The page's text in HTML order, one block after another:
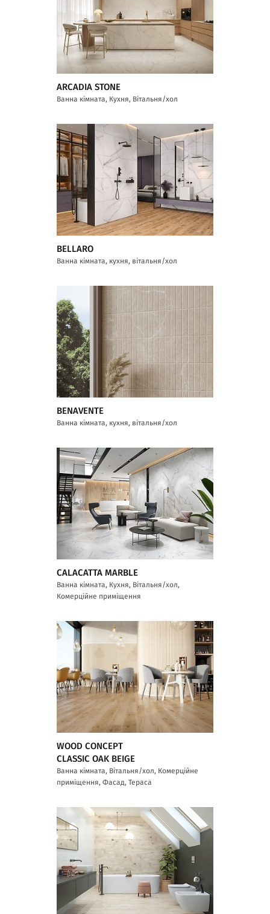
ARCADIA STONE
Ванна кімната, Кухня, Вітальня/хол
BELLARO
Ванна кімната, кухня, вітальня/хол
BENAVENTE
Ванна кімната, кухня, вітальня/хол
CALACATTA MARBLE
Ванна кімната, Кухня, Вітальня/хол,
Комерційне приміщення
WOOD CONCEPT
CLASSIC OAK BEIGE
Ванна кімната, Вітальня/хол, Комерційне
приміщення, Фасад, Тераса